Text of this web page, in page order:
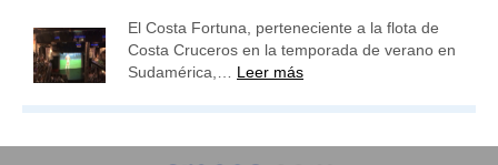
El Costa Fortuna, perteneciente a la flota de
Costa Cruceros en la temporada de verano en
Sudamérica,… Leer más